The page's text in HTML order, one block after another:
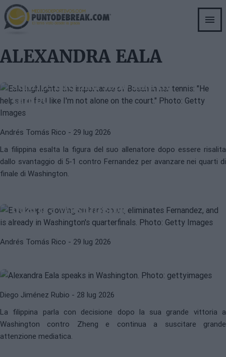
Skip
to
main
ALEXANDRA EALA
Eala sottolinea l'importanza di
sentire che non sono sola in
campo"
Andrés Tomás Rico - 29 lug 2026
La filippina esalta la figura del suo allenatore dopo essere risalita
dallo svantaggio di 5-1 contro Fernandez per avanzare nei quarti di
finale di Washington.
WTAALEXANDRA EALA
Eala continua a crescere su campo
quarti a Washington
Andrés Tomás Rico - 29 lug 2026
risponde ai suoi critici: È
Diego Jiménez Rubio - 28 lug 2026
La filippina parla con decisione dopo la sua grande vittoria a
Washington contro Zheng e continua a suscitare grande
attenzione mediatica.